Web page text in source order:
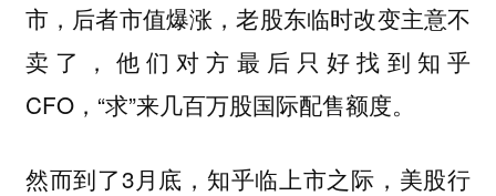
市，后者市值爆涨，老股东临时改变主意不
卖了，他们对方最后只好找到知乎
CFO，“求”来几百万股国际配售额度。
然而到了3月底，知乎临上市之际，美股行